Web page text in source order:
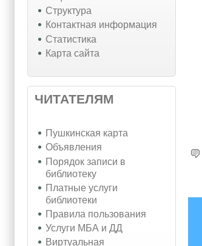
Структура
Контактная информация
Статистика
Карта сайта
ЧИТАТЕЛЯМ
Пушкинская карта
Объявления
Порядок записи в
библиотеку
Платные услуги
библиотеки
Правила пользования
Услуги МБА и ДД
Виртуальная